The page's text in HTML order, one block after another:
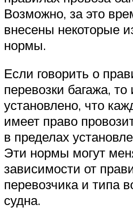
Возможно, за это
внесены некоторые
нормы.
Если говорить о
перевозки багажа, то
установлено, что
имеет право
в пределах
Эти нормы могут
зависимости от
перевозчика и типа
судна.